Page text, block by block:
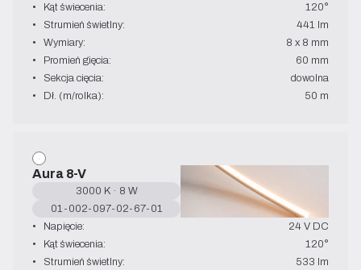
•   Kąt świecenia:
120°
•   Strumień świetlny:
441 lm
•   Wymiary:
8 x 8 mm
•   Promień gięcia:
60 mm
•   Sekcja cięcia:
dowolna
•   Dł. (m/rolka):
50 m
Aura 8-V
3000 K · 8 W
01-002-097-02-67-01
•   Napięcie:
24 V DC
•   Kąt świecenia:
120°
•   Strumień świetlny:
533 lm